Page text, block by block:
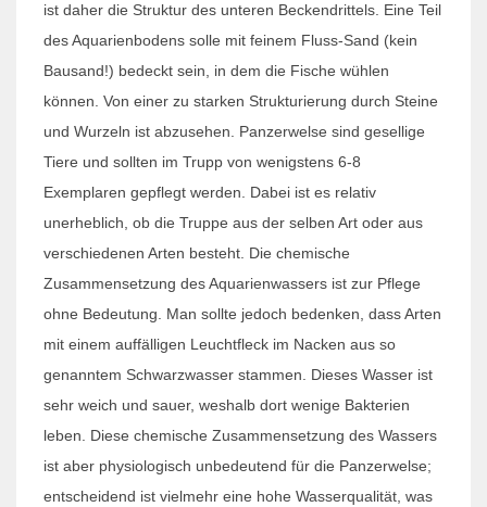
ist daher die Struktur des unteren Beckendrittels. Eine Teil
des Aquarienbodens solle mit feinem Fluss-Sand (kein
Bausand!) bedeckt sein, in dem die Fische wühlen
können. Von einer zu starken Strukturierung durch Steine
und Wurzeln ist abzusehen. Panzerwelse sind gesellige
Tiere und sollten im Trupp von wenigstens 6-8
Exemplaren gepflegt werden. Dabei ist es relativ
unerheblich, ob die Truppe aus der selben Art oder aus
verschiedenen Arten besteht. Die chemische
Zusammensetzung des Aquarienwassers ist zur Pflege
ohne Bedeutung. Man sollte jedoch bedenken, dass Arten
mit einem auffälligen Leuchtfleck im Nacken aus so
genanntem Schwarzwasser stammen. Dieses Wasser ist
sehr weich und sauer, weshalb dort wenige Bakterien
leben. Diese chemische Zusammensetzung des Wassers
ist aber physiologisch unbedeutend für die Panzerwelse;
entscheidend ist vielmehr eine hohe Wasserqualität, was